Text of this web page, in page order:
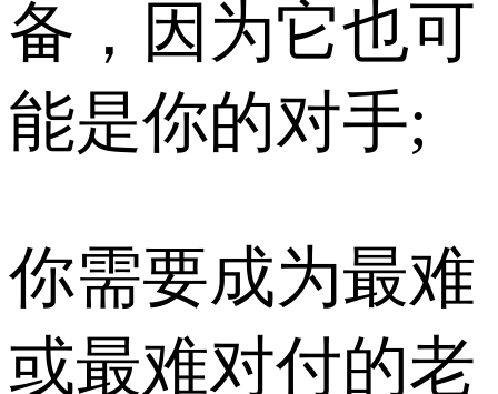
备，因为它也可
能是你的对手;
你需要成为最难
或最难对付的老